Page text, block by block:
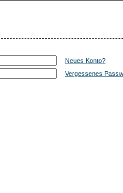
Neues Konto?
Vergessenes